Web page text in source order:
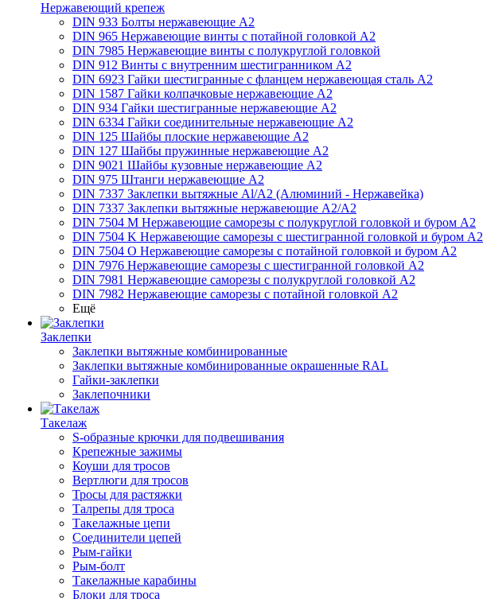
Нержавеющий крепеж
DIN 933 Болты нержавеющие А2
DIN 965 Нержавеющие винты с потайной головкой А2
DIN 7985 Нержавеющие винты с полукруглой головкой
DIN 912 Винты с внутренним шестигранником А2
DIN 6923 Гайки шестигранные с фланцем нержавеющая сталь А2
DIN 1587 Гайки колпачковые нержавеющие А2
DIN 934 Гайки шестигранные нержавеющие А2
DIN 6334 Гайки соединительные нержавеющие А2
DIN 125 Шайбы плоские нержавеющие А2
DIN 127 Шайбы пружинные нержавеющие А2
DIN 9021 Шайбы кузовные нержавеющие А2
DIN 975 Штанги нержавеющие А2
DIN 7337 Заклепки вытяжные Al/A2 (Алюминий - Нержавейка)
DIN 7337 Заклепки вытяжные нержавеющие A2/A2
DIN 7504 M Нержавеющие саморезы с полукруглой головкой и буром А2
DIN 7504 K Нержавеющие саморезы с шестигранной головкой и буром А2
DIN 7504 O Нержавеющие саморезы с потайной головкой и буром А2
DIN 7976 Нержавеющие саморезы с шестигранной головкой А2
DIN 7981 Нержавеющие саморезы с полукруглой головкой А2
DIN 7982 Нержавеющие саморезы с потайной головкой А2
Ещё
Заклепки
Заклепки вытяжные комбинированные
Заклепки вытяжные комбинированные окрашенные RAL
Гайки-заклепки
Заклепочники
Такелаж
S-образные крючки для подвешивания
Крепежные зажимы
Коуши для тросов
Вертлюги для тросов
Тросы для растяжки
Талрепы для троса
Такелажные цепи
Соединители цепей
Рым-гайки
Рым-болт
Такелажные карабины
Блоки для троса